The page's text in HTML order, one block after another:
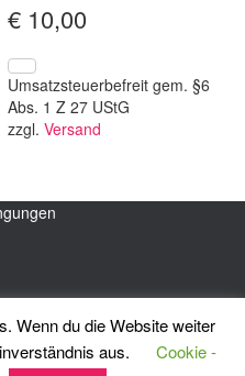
€ 10,00
Umsatzsteuerbefreit gem. §6
Abs. 1 Z 27 UStG
zzgl.Versand
| Entwickelt von ThemeIsle
Wenn du die Website weiter
aus.
Cookie -